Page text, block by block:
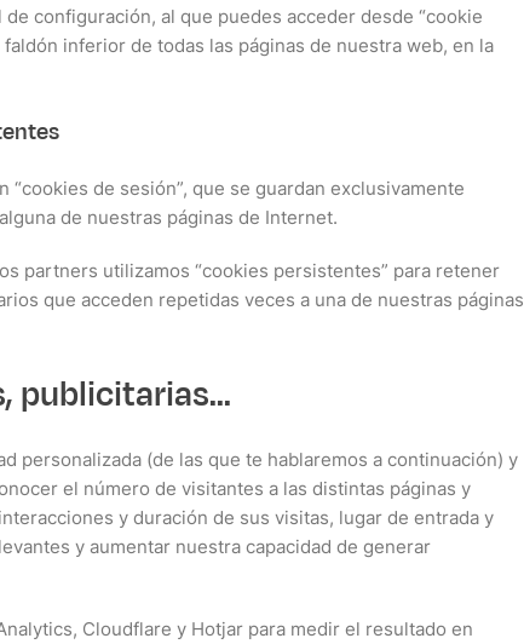
configuración, al que puedes acceder desde “cookie
inferior de todas las páginas de nuestra web, en la
“cookies de sesión”, que se guardan exclusivamente
de nuestras páginas de Internet.
partners utilizamos “cookies persistentes” para retener
que acceden repetidas veces a una de nuestras páginas
publicitarias...
personalizada (de las que te hablaremos a continuación) y
el número de visitantes a las distintas páginas y
y duración de sus visitas, lugar de entrada y
y aumentar nuestra capacidad de generar
Cloudflare y Hotjar para medir el resultado en